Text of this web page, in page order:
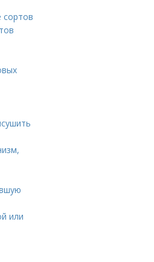
сортов
или